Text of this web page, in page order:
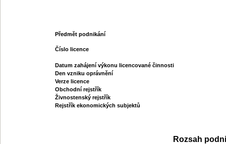
Předmět podnikání
Číslo licence
Datum zahájení výkonu licencované činnosti
Den vzniku oprávnění
Verze licence
Obchodní rejstřík
Živnostenský rejstřík
Rejstřík ekonomických subjektů
Rozsah